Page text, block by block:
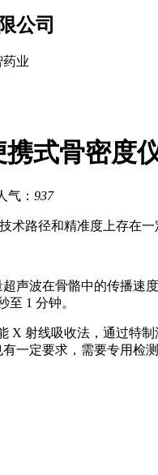
公司
业
式骨密度
气： 937
术路径和精准度上存在
声波在骨骼中的传播速
至 1 分钟。
X 射线吸收法，通过特
一定要求，需要专用检测